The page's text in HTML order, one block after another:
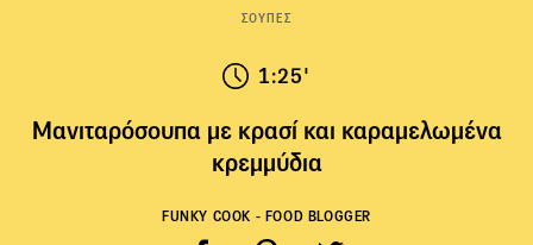
ΣΟΥΠΕΣ
1:25'
Μανιταρόσουπα με κρασί και καραμελωμένα
κρεμμύδια
FUNKY COOK - FOOD BLOGGER